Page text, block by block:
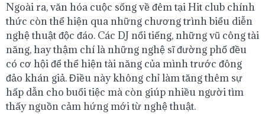
Ngoài ra, văn hóa cuộc sống về đêm tại Hit club chính
thức còn thể hiện qua những chương trình biểu diễn
nghệ thuật độc đáo. Các DJ nổi tiếng, những vũ công tài
năng, hay thậm chí là những nghệ sĩ đường phố đều
có cơ hội để thể hiện tài năng của mình trước đông
đảo khán giả. Điều này không chỉ làm tăng thêm sự
hấp dẫn cho buổi tiệc mà còn giúp nhiều người tìm
thấy nguồn cảm hứng mới từ nghệ thuật.